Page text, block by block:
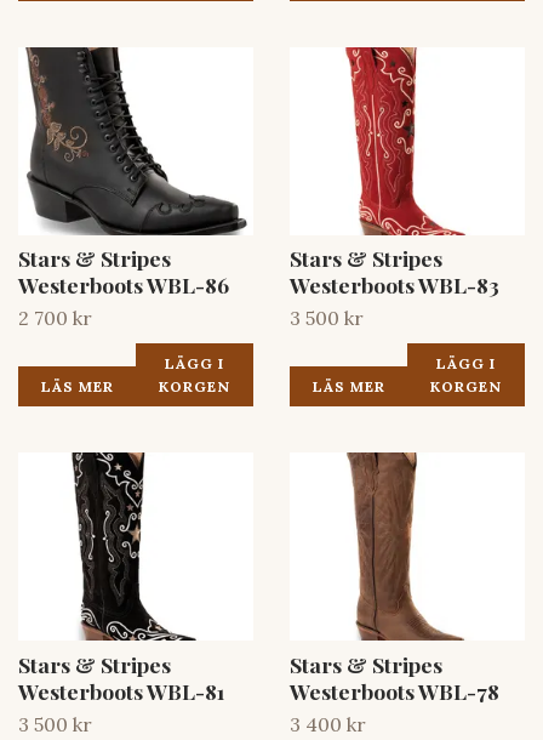
Stars & Stripes
Westerboots WBL-86
2 700 kr
LÄS MER
LÄGG I
KORGEN
Stars & Stripes
Westerboots WBL-83
3 500 kr
LÄS MER
LÄGG I
KORGEN
Stars & Stripes
Westerboots WBL-81
3 500 kr
Stars & Stripes
Westerboots WBL-78
3 400 kr